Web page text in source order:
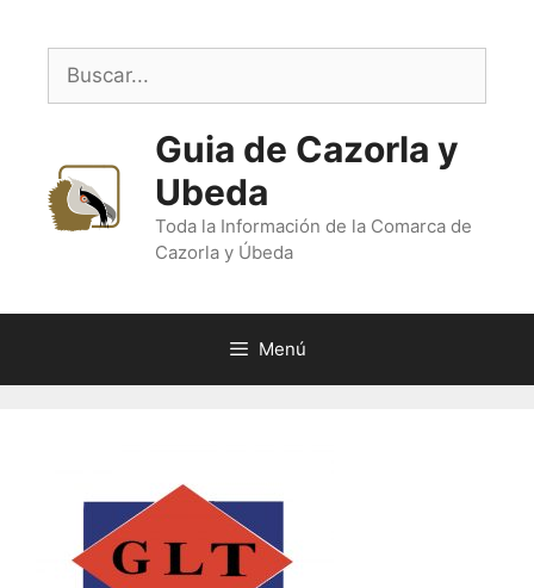
contenido
Buscar:
Guia de Cazorla y
Ubeda
Toda la Información de la Comarca de
Cazorla y Úbeda
Menú